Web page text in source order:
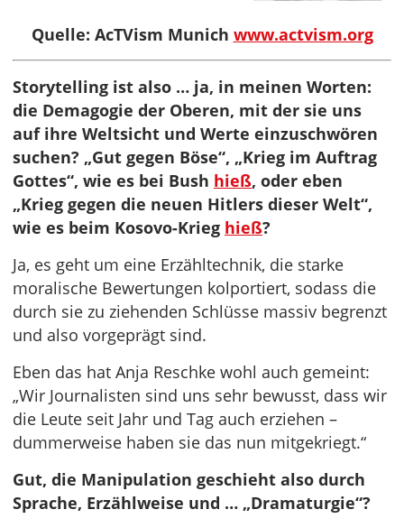
Quelle: AcTVism Munich www.actvism.org
Storytelling ist also … ja, in meinen Worten:
die Demagogie der Oberen, mit der sie uns
auf ihre Weltsicht und Werte einzuschwören
suchen? „Gut gegen Böse“, „Krieg im Auftrag
Gottes“, wie es bei Bush hieß, oder eben
„Krieg gegen die neuen Hitlers dieser Welt“,
wie es beim Kosovo-Krieg hieß?
Ja, es geht um eine Erzähltechnik, die starke
moralische Bewertungen kolportiert, sodass die
durch sie zu ziehenden Schlüsse massiv begrenzt
und also vorgeprägt sind.
Eben das hat Anja Reschke wohl auch gemeint:
„Wir Journalisten sind uns sehr bewusst, dass wir
die Leute seit Jahr und Tag auch erziehen –
dummerweise haben sie das nun mitgekriegt.“
Gut, die Manipulation geschieht also durch
Sprache, Erzählweise und … „Dramaturgie“?